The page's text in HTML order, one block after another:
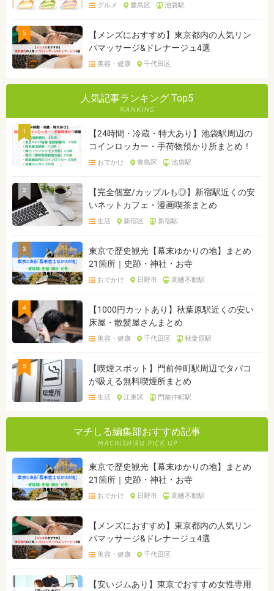
グルメ 豊島区 池袋駅
5
【メンズにおすすめ】東京都内の人気リン
パマッサージ&ドレナージュ4選
美容・健康 千代田区
人気記事ランキング Top5
1
【24時間・冷蔵・特大あり】池袋駅周辺の
コインロッカー・手荷物預かり所まとめ！
おでかけ 豊島区 池袋駅
2
【完全個室/カップルも◎】新宿駅近くの安
いネットカフェ・漫画喫茶まとめ
生活 新宿区 新宿駅
3
東京で歴史観光【幕末ゆかりの地】まとめ
21箇所｜史跡・神社・お寺
おでかけ 日野市 高幡不動駅
4
【1000円カットあり】秋葉原駅近くの安い
床屋・散髪屋さんまとめ
美容・健康 千代田区 秋葉原駅
5
【喫煙スポット】門前仲町駅周辺でタバコ
が吸える無料喫煙所まとめ
生活 江東区 門前仲町駅
マチしる編集部おすすめ記事
東京で歴史観光【幕末ゆかりの地】まとめ
21箇所｜史跡・神社・お寺
おでかけ 日野市 高幡不動駅
【メンズにおすすめ】東京都内の人気リン
パマッサージ&ドレナージュ4選
美容・健康 千代田区
【安いジムあり】東京でおすすめ女性専用